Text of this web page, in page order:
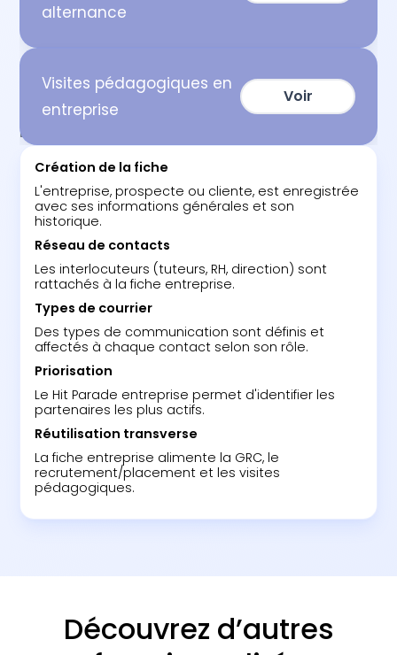
ETAPES
Création de la fiche
L'entreprise, prospecte ou cliente, est enregistrée
avec ses informations générales et son
historique.
Réseau de contacts
Les interlocuteurs (tuteurs, RH, direction) sont
rattachés à la fiche entreprise.
Types de courrier
Des types de communication sont définis et
affectés à chaque contact selon son rôle.
Priorisation
Le Hit Parade entreprise permet d'identifier les
partenaires les plus actifs.
Réutilisation transverse
La fiche entreprise alimente la GRC, le
recrutement/placement et les visites
pédagogiques.
alternance
Visites pédagogiques en
entreprise
Voir
Découvrez d’autres